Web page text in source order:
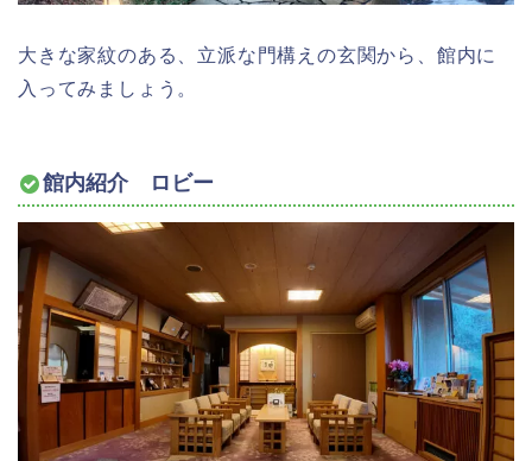
大きな家紋のある、立派な門構えの玄関から、館内に
入ってみましょう。
館内紹介 ロビー